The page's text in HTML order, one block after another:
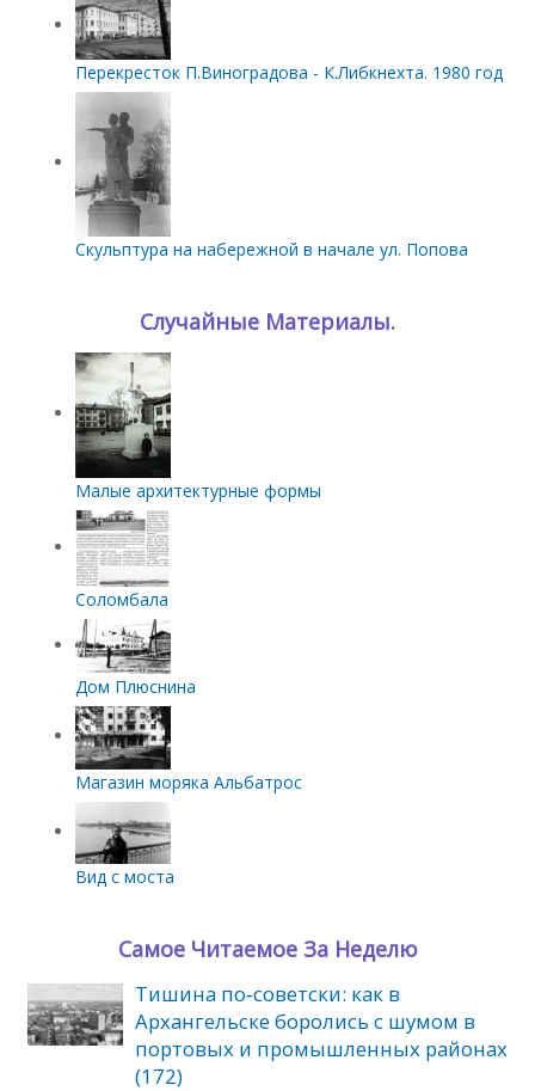
Перекресток П.Виноградова - К.Либкнехта. 1980 год
Скульптура на набережной в начале ул. Попова
Случайные Материалы.
Малые архитектурные формы
Соломбала
Дом Плюснина
Магазин моряка Альбатрос
Вид с моста
Самое Читаемое За Неделю
Тишина по‑советски: как в
Архангельске боролись с шумом в
портовых и промышленных районах
(172)